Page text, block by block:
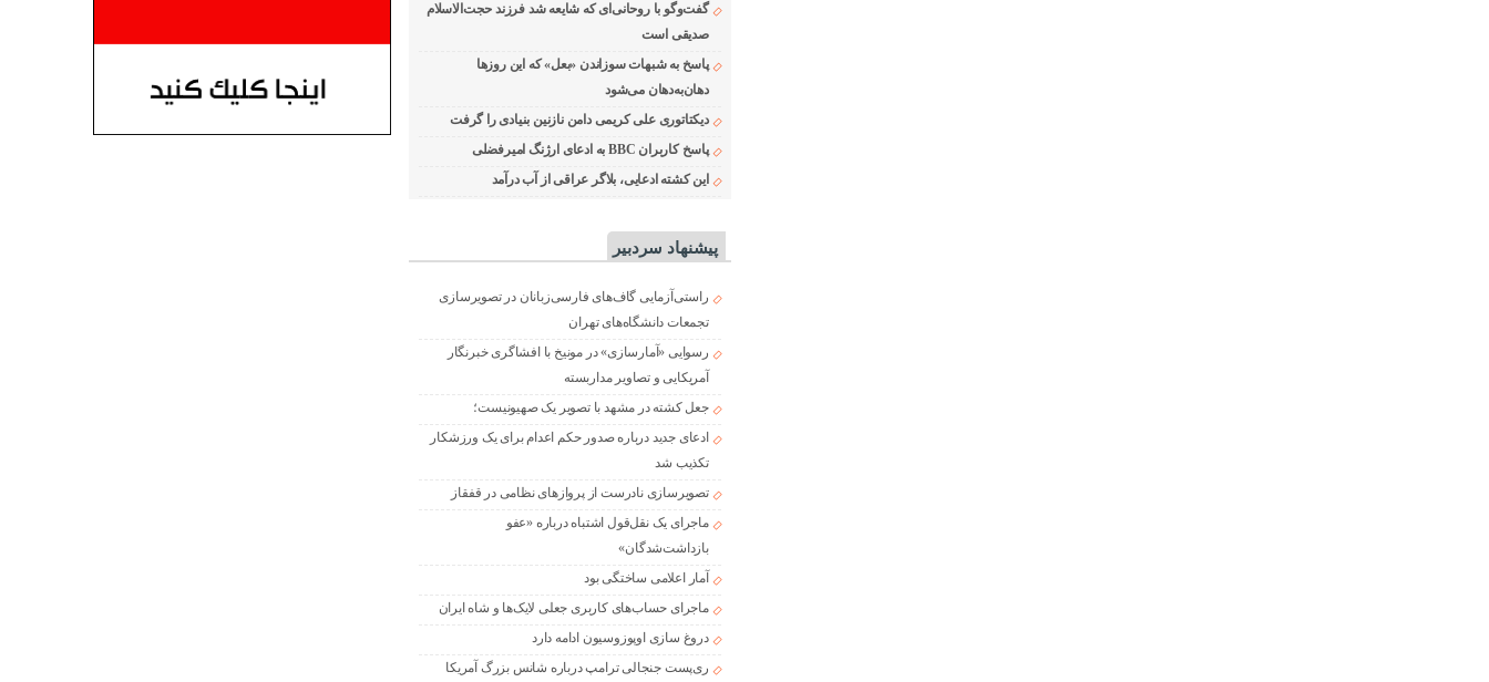
گفت‌وگو با روحانی‌ای که شایعه شد فرزند حجت‌الاسلام
صدیقی است
پاسخ به شبهات سوزاندن «بعل» که این روزها
دهان‌به‌دهان می‌شود
دیکتاتوری علی کریمی دامن نازنین بنیادی را گرفت
پاسخ کاربران BBC به ادعای ارژنگ امیرفضلی
این کشته ادعایی، بلاگر عراقی از آب درآمد
پیشنهاد سردبیر
راستی‌آزمایی گاف‌های فارسی‌زبانان در تصویرسازی
تجمعات دانشگاه‌های تهران
رسوایی «آمارسازی» در مونیخ با افشاگری خبرنگار
آمریکایی و تصاویر مداربسته
جعل کشته در مشهد با تصویر یک صهیونیست؛
ادعای جدید درباره صدور حکم اعدام برای یک ورزشکار
تکذیب شد
تصویرسازی نادرست از پروازهای نظامی در قفقاز
ماجرای یک نقل‌قول اشتباه درباره «عفو
بازداشت‌شدگان»
آمار اعلامی ساختگی بود
ماجرای حساب‌های کاربری جعلی لایک‌ها و شاه ایران
دروغ سازی اوپوزوسیون ادامه دارد
ری‌پست جنجالی ترامپ درباره شانس بزرگ آمریکا